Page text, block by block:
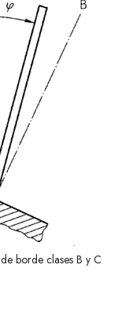
borde clases B y C